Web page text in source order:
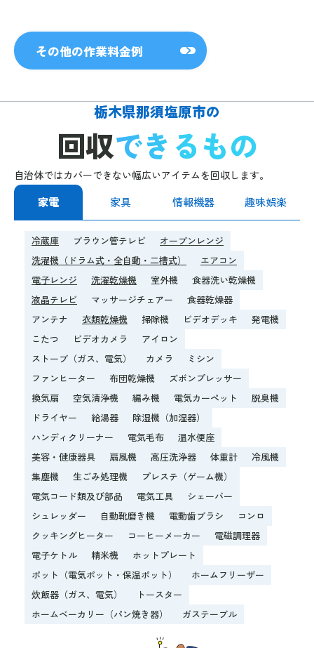
その他の作業料金例
栃木県那須塩原市の
回収できるもの
自治体ではカバーできない幅広いアイテムを回収します。
家電 家具 情報機器 趣味娯楽
冷蔵庫 ブラウン管テレビ
オーブンレンジ
洗濯機（ドラム式・全自動・二槽式）
エアコン
電子レンジ
洗濯乾燥機 室外機
食器洗い乾燥機
液晶テレビ
マッサージチェアー
食器乾燥器
アンテナ
衣類乾燥機 掃除機 ビデオデッキ
発電機
こたつ
ビデオカメラ
アイロン
ストーブ（ガス、電気）
カメラ
ミシン
ファンヒーター
布団乾燥機
ズボンプレッサー
換気扇
空気清浄機 編み機 電気カーペット
脱臭機
ドライヤー
給湯器
除湿機（加湿器）
ハンディクリーナー
電気毛布
温水便座
美容・健康器具
扇風機 高圧洗浄器 体重計
冷風機
集塵機
生ごみ処理機
プレステ（ゲーム機）
電気コード類及び部品
電気工具
シェーバー
シュレッダー
自動靴磨き機 電動歯ブラシ
コンロ
クッキングヒーター
コーヒーメーカー
電磁調理器
電子ケトル
精米機
ホットプレート
ポット（電気ポット・保温ポット）
ホームフリーザー
炊飯器（ガス、電気）
トースター
ホームベーカリー（パン焼き器）
ガステーブル